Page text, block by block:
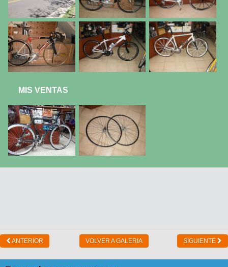
MIS VENTAS
ANTERIOR VOLVER A GALERIA SIGUIENTE